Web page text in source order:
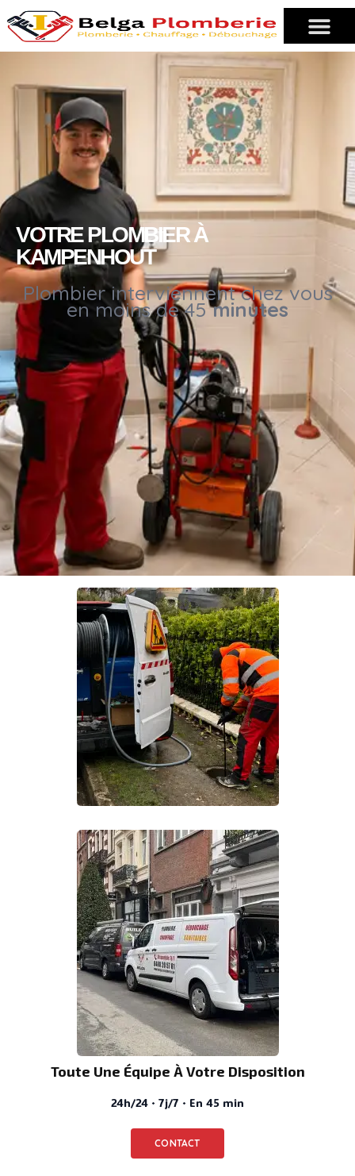
VOTRE PLOMBIER À
KAMPENHOUT
Plombier interviennent chez vous
en moins de 45minutes
Toute Une Équipe À Votre Disposition
24h/24 · 7j/7 · En 45 min
CONTACT